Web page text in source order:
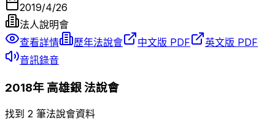
2019/4/26
法人說明會
查看詳情
歷年法說會 中文版 PDF
英文版 PDF
音訊錄音
2018年 高雄銀法說會
找到 2 筆法說會資料